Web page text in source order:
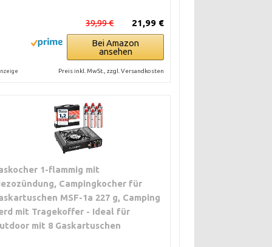
21,99 €
39,99 €
Bei Amazon
ansehen
Preis inkl. MwSt., zzgl. Versandkosten
1-flammig mit
Campingkocher für
MSF-1a 227 g, Camping
mit Tragekoffer - Ideal für
mit 8 Gaskartuschen